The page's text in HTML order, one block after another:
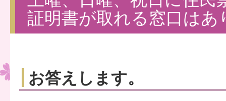
証明書が取れる窓口はあ
お答えします。